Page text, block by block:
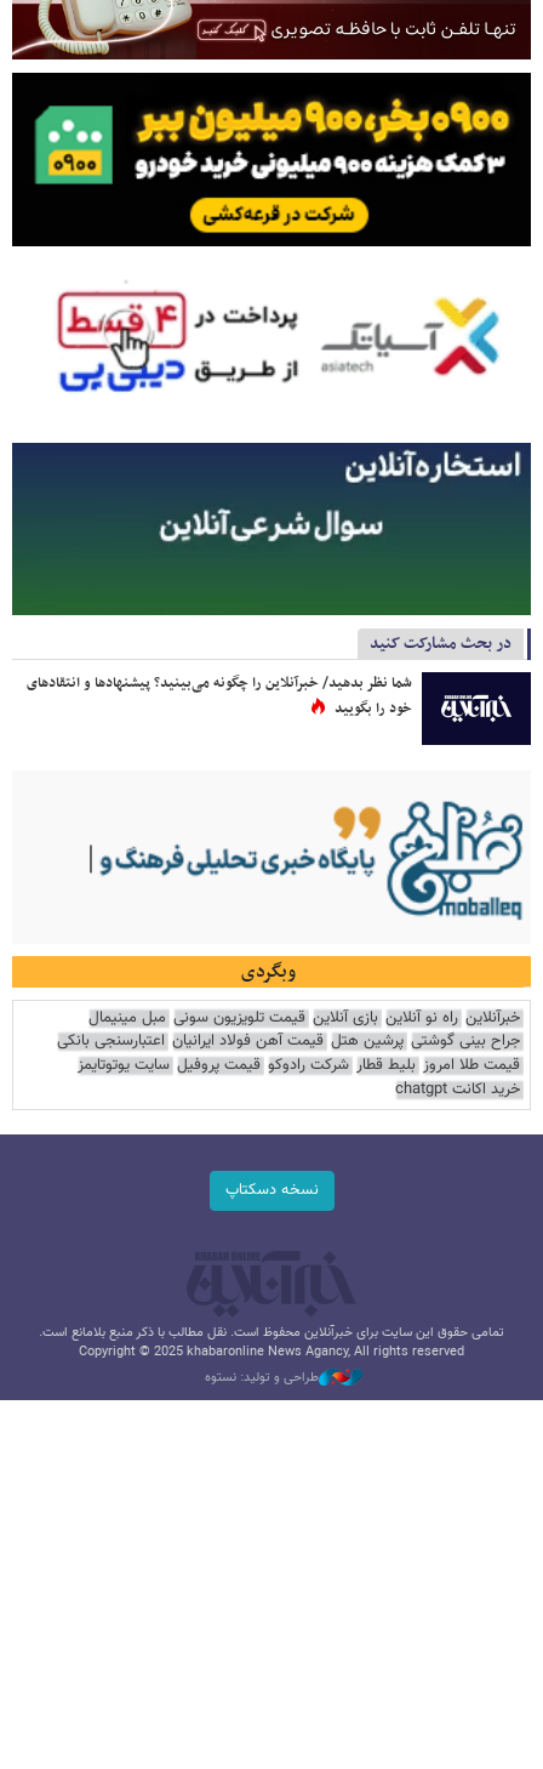
در بحث مشارکت کنید
شما نظر بدهید/ خبرآنلاین را چگونه می‌بینید؟ پیشنهادها و انتقادهای
خود را بگویید
وبگردی
خبرآنلاین راه نو آنلاین بازی آنلاین قیمت تلویزیون سونی مبل مینیمال
جراح بینی گوشتی پرشین هتل قیمت آهن فولاد ایرانیان اعتبارسنجی بانکی
قیمت طلا امروز بلیط قطار شرکت رادوکو قیمت پروفیل سایت یوتوتایمز
خرید اکانت chatgpt
نسخه دسکتاپ
تمامی حقوق این سایت برای خبرآنلاین محفوظ است. نقل مطالب با ذکر منبع بلامانع است.
Copyright © 2025 khabaronline News Agancy, All rights reserved
طراحی و تولید: نستوه